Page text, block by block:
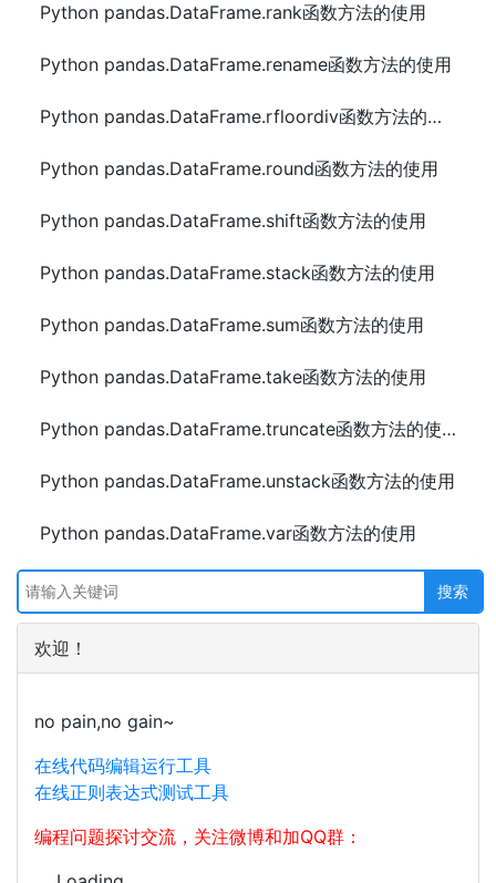
Python pandas.DataFrame.rank函数方法的使用
Python pandas.DataFrame.rename函数方法的使用
Python pandas.DataFrame.rfloordiv函数方法的使用
Python pandas.DataFrame.round函数方法的使用
Python pandas.DataFrame.shift函数方法的使用
Python pandas.DataFrame.stack函数方法的使用
Python pandas.DataFrame.sum函数方法的使用
Python pandas.DataFrame.take函数方法的使用
Python pandas.DataFrame.truncate函数方法的使用
Python pandas.DataFrame.unstack函数方法的使用
Python pandas.DataFrame.var函数方法的使用
欢迎！
no pain,no gain~
在线代码编辑运行工具
在线正则表达式测试工具
编程问题探讨交流，关注微博和加QQ群：